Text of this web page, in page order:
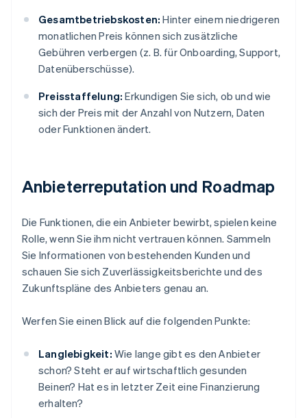
Gesamtbetriebskosten: Hinter einem niedrigeren
monatlichen Preis können sich zusätzliche
Gebühren verbergen (z. B. für Onboarding, Support,
Datenüberschüsse).
Preisstaffelung: Erkundigen Sie sich, ob und wie
sich der Preis mit der Anzahl von Nutzern, Daten
oder Funktionen ändert.
Anbieterreputation und Roadmap
Die Funktionen, die ein Anbieter bewirbt, spielen keine
Rolle, wenn Sie ihm nicht vertrauen können. Sammeln
Sie Informationen von bestehenden Kunden und
schauen Sie sich Zuverlässigkeitsberichte und des
Zukunftspläne des Anbieters genau an.
Werfen Sie einen Blick auf die folgenden Punkte:
Langlebigkeit: Wie lange gibt es den Anbieter
schon? Steht er auf wirtschaftlich gesunden
Beinen? Hat es in letzter Zeit eine Finanzierung
erhalten?